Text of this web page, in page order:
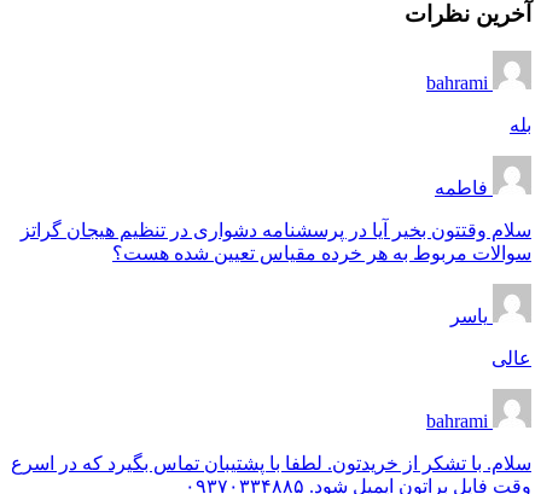
آخرین نظرات
bahrami
بله
فاطمه
سلام وقتتون بخیر آیا در پرسشنامه دشواری در تنظیم هیجان گراتز
سوالات مربوط به هر خرده مقیاس تعیین شده هست؟
یاسر
عالی
bahrami
سلام. با تشکر از خریدتون. لطفا با پشتیبان تماس بگیرد که در اسرع
وقت فایل براتون ایمیل شود. ۰۹۳۷۰۳۳۴۸۸۵